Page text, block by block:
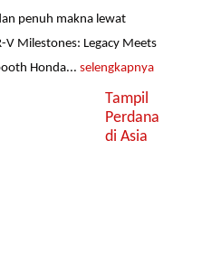
penuh makna lewat
V Milestones: Legacy Meets
Honda...selengkapnya
Tampil
Perdana
di Asia